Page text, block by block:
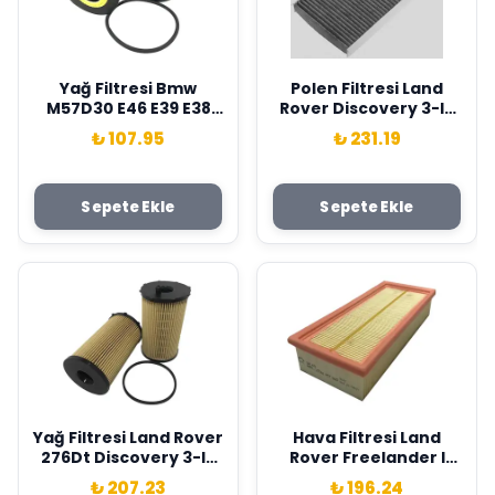
Yağ Filtresi Bmw
M57D30 E46 E39 E38
E53 . Land Rover Range
Rover 3 306D1 L322
LPZ000020
₺ 107.95
Sepete Ekle
Polen Filtresi Land
Rover Discovery 3-Iv
L319 Range Rover Sport
I L320 Karbonlu Sardes
₺ 231.19
Sepete Ekle
Yağ Filtresi Land Rover
276Dt Discovery 3-Iv
L319 Range Rover Sport
₺ 207.23
Hava Filtresi Land
Rover Freelander I
18K4F 20T2N 204D3
₺ 196.24